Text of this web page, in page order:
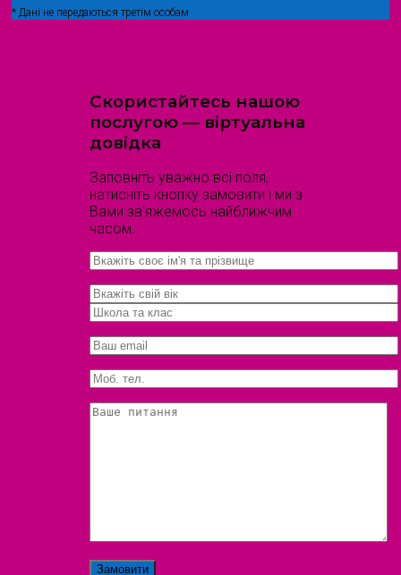
* Дані не передаються третім особам
Скористайтесь нашою
послугою — віртуальна
довідка
Заповніть уважно всі поля,
натисніть кнопку замовити і ми з
Вами зв'яжемось найближчим
часом.